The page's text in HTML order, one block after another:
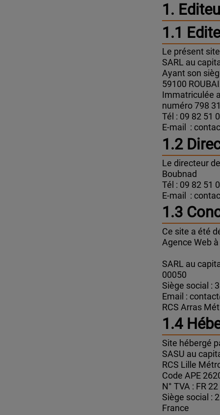
1.
1.1
Le présent
SARL au
Ayant son
59100
Immatriculée
numéro 798
Tél : 09 82 51
E-mail :
1.2
Le directeur
Boubnad
Tél : 09 82 51
E-mail :
1.3
Ce site a été
Agence Web
SARL au
00050
Siège social :
Email :
RCS Arras
1.4
Site hébergé
SASU au
RCS Lille
Code APE
N° TVA : FR
Siège social :
France